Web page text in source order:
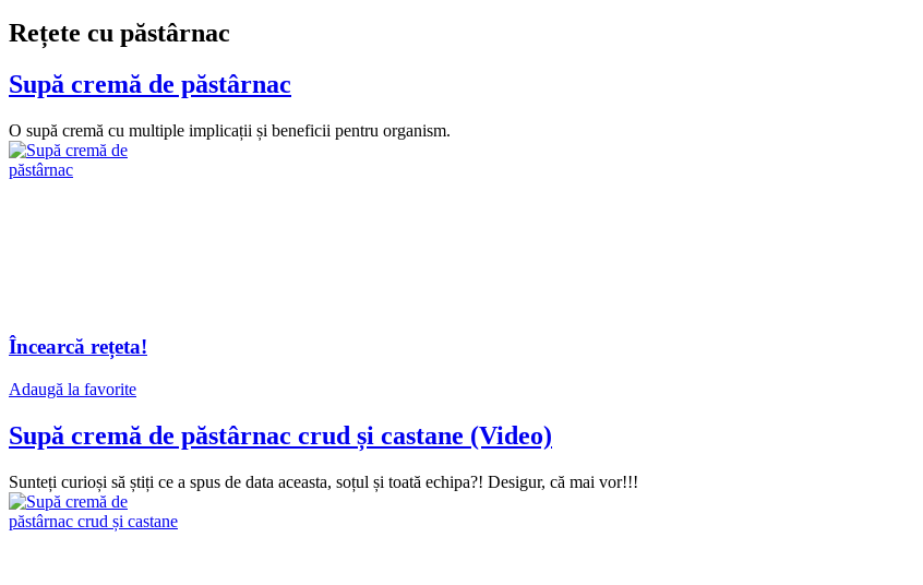
Rețete cu păstârnac
Supă cremă de păstârnac
O supă cremă cu multiple implicații și beneficii pentru organism.
Încearcă rețeta!
Adaugă la favorite
Supă cremă de păstârnac crud și castane (Video)
Sunteți curioși să știți ce a spus de data aceasta, soțul și toată echipa?! Desigur, că mai vor!!!